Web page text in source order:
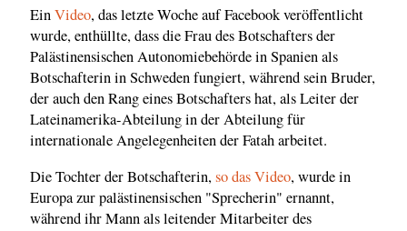
EinVideo, das letzte Woche auf Facebook veröffentlicht
wurde, enthüllte, dass die Frau des Botschafters der
Palästinensischen Autonomiebehörde in Spanien als
Botschafterin in Schweden fungiert, während sein Bruder,
der auch den Rang eines Botschafters hat, als Leiter der
Lateinamerika-Abteilung in der Abteilung für
internationale Angelegenheiten der Fatah arbeitet.
Die Tochter der Botschafterin,so das Video, wurde in
Europa zur palästinensischen "Sprecherin" ernannt,
während ihr Mann als leitender Mitarbeiter des